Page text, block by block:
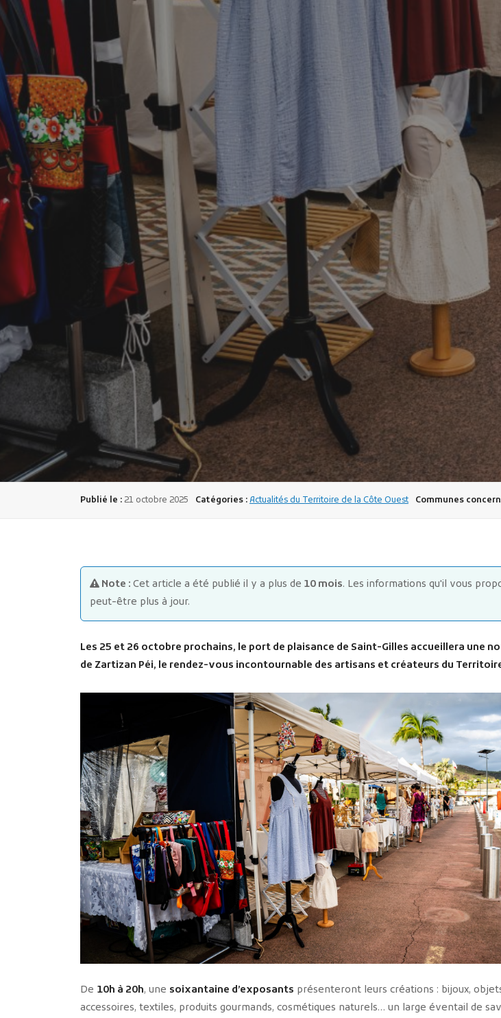
Publié le : 21 octobre 2025 Catégories :Actualités du Territoire de la Côte Ouest Communes
Note : Cet article a été publié il y a plus de 10 mois. Les informations qu'il vous
peut-être plus à jour.
Les 25 et 26 octobre prochains, le port de plaisance de Saint-Gilles accueillera une
de Zartizan Péi, le rendez-vous incontournable des artisans et créateurs du
De 10h à 20h, une soixantaine d’exposants présenteront leurs créations : bijoux,
accessoires, textiles, produits gourmands, cosmétiques naturels… un large éventail de